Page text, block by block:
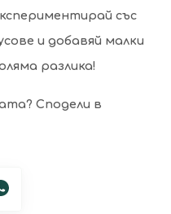
със
и добавяй малки
разлика!
Сподели в